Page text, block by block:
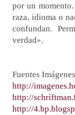
por un
raza, idioma o
confundan.
verdad».
Fuentes
http://
http://
http://